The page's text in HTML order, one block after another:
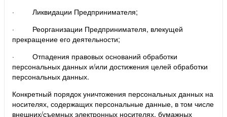
· Ликвидации Предпринимателя;
· Реорганизации Предпринимателя, влекущей
прекращение его деятельности;
· Отпадения правовых оснований обработки
персональных данных и/или достижения целей обработки
персональных данных.
Конкретный порядок уничтожения персональных данных на
носителях, содержащих персональные данные, в том числе
внешних/съемных электронных носителях, бумажных